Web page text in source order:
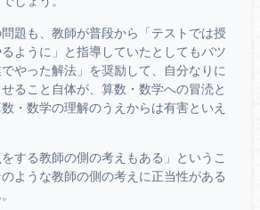
題も、教師が普段から「テストでは授
ように」と指導していたとしてもバツ
やった解法」を奨励して、自分なりに
ること自体が、算数・数学への冒涜と
・数学の理解のうえからは有害といえ
する教師の側の考えもある」というこ
ような教師の側の考えに正当性がある